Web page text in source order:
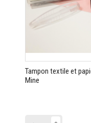
Tampon textile et
Mine